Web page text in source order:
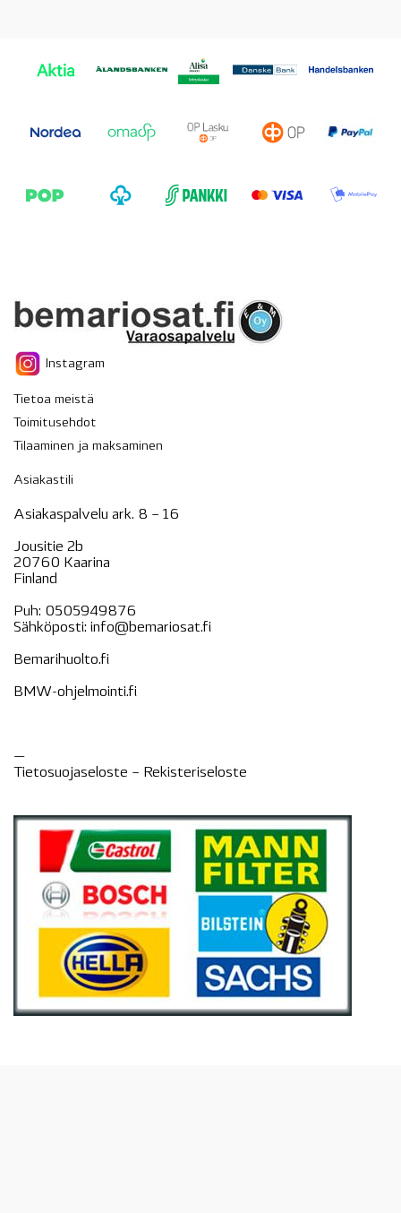
Instagram
Tietoa meistä
Toimitusehdot
Tilaaminen ja maksaminen
Asiakastili
Asiakaspalvelu ark. 8 – 16
Jousitie 2b
20760 Kaarina
Finland
Puh: 0505949876
Sähköposti: info@bemariosat.fi
Bemarihuolto.fi
BMW-ohjelmointi.fi
—
Tietosuojaseloste – Rekisteriseloste